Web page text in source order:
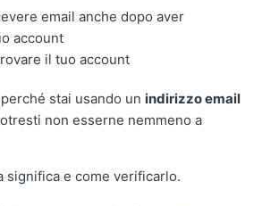
email anche dopo aver
account
il tuo account
stai usando un indirizzo email
non esserne nemmeno a
significa e come verificarlo.